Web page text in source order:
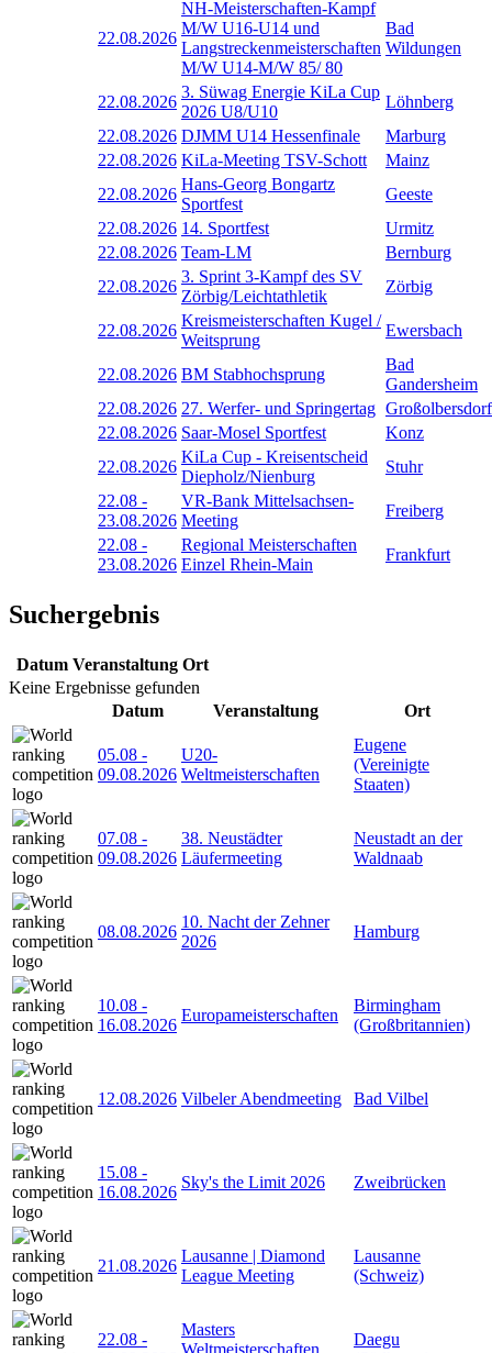
22.08.2026
NH-Meisterschaften-Kampf
M/W U16-U14 und
Langstreckenmeisterschaften
M/W U14-M/W 85/ 80
Bad
Wildungen
22.08.2026
3. Süwag Energie KiLa Cup
2026 U8/U10
Löhnberg
22.08.2026 DJMM U14 Hessenfinale
Marburg
22.08.2026 KiLa-Meeting TSV-Schott
Mainz
22.08.2026
Hans-Georg Bongartz
Sportfest
Geeste
22.08.2026 14. Sportfest
Urmitz
22.08.2026 Team-LM
Bernburg
22.08.2026
3. Sprint 3-Kampf des SV
Zörbig/Leichtathletik
Zörbig
22.08.2026
Kreismeisterschaften Kugel /
Weitsprung
Ewersbach
22.08.2026 BM Stabhochsprung
Bad
Gandersheim
22.08.2026 27. Werfer- und Springertag Großolbersdorf
22.08.2026 Saar-Mosel Sportfest
Konz
22.08.2026
KiLa Cup - Kreisentscheid
Diepholz/Nienburg
Stuhr
22.08 -
23.08.2026
VR-Bank Mittelsachsen-
Meeting
Freiberg
22.08 -
23.08.2026
Regional Meisterschaften
Einzel Rhein-Main
Frankfurt
Suchergebnis
Datum Veranstaltung Ort
Keine Ergebnisse gefunden
Datum
Veranstaltung Ort
05.08 -
09.08.2026
U20-
Weltmeisterschaften
Eugene
(Vereinigte
Staaten)
07.08 -
09.08.2026
38. Neustädter
Läufermeeting
Neustadt an der
Waldnaab
08.08.2026
10. Nacht der Zehner
2026
Hamburg
10.08 -
16.08.2026
Europameisterschaften
Birmingham
(Großbritannien)
12.08.2026 Vilbeler Abendmeeting Bad Vilbel
15.08 -
16.08.2026
Sky's the Limit 2026 Zweibrücken
21.08.2026
Lausanne | Diamond
League Meeting
Lausanne
(Schweiz)
22.08 -
Masters
Weltmeisterschaften
Daegu